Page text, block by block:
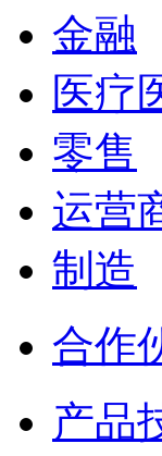
金融
医疗
零售
运营
制造
合作
产品